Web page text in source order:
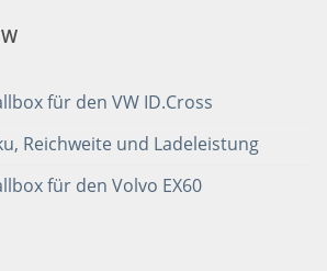
für den VW ID.Cross
Reichweite und Ladeleistung
für den Volvo EX60